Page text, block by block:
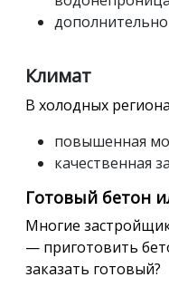
Климат
В холодных
повышенная
качественная
Готовый бетон
Многие
— приготовить
заказать готовый?